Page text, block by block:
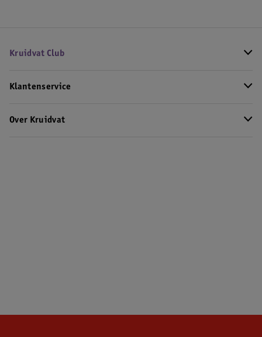
Kruidvat Club
Klantenservice
Over Kruidvat